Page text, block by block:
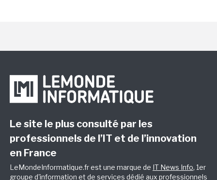
Le site le plus consulté par les
professionnels de l’IT et de l’innovation
en France
LeMondeInformatique.fr est une marque de IT News Info, 1er
groupe d'information et de services dédié aux professionnels